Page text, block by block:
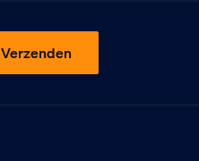
Verzenden